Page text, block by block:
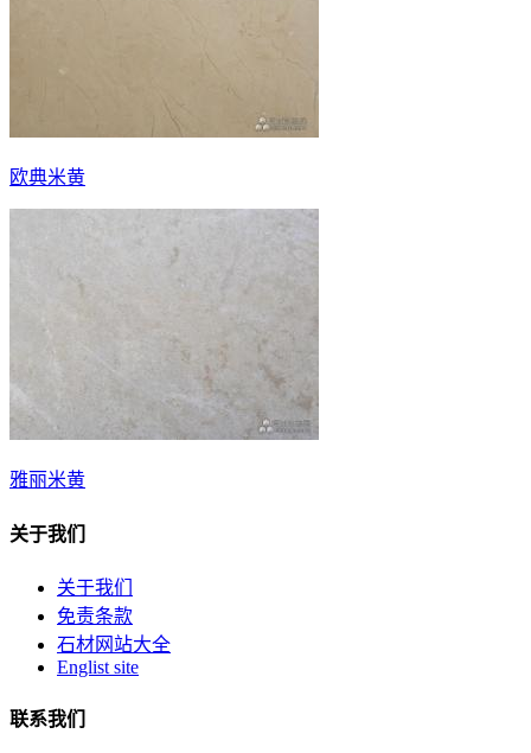
欧典米黄
雅丽米黄
关于我们
关于我们
免责条款
石材网站大全
Englist site
联系我们